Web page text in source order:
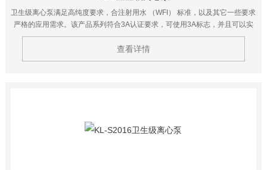
卫生级离心泵满足高纯度要求，合注射用水 （WFI） 标准，以及其它一些要求
严格的应用需求。该产品系列符合3A认证要求，可使用3A标志，并且可以实
现在线清洗、在线消毒以及手工清洗。$n产品接触面表面处理Ra≤0.5μm。
查看详情